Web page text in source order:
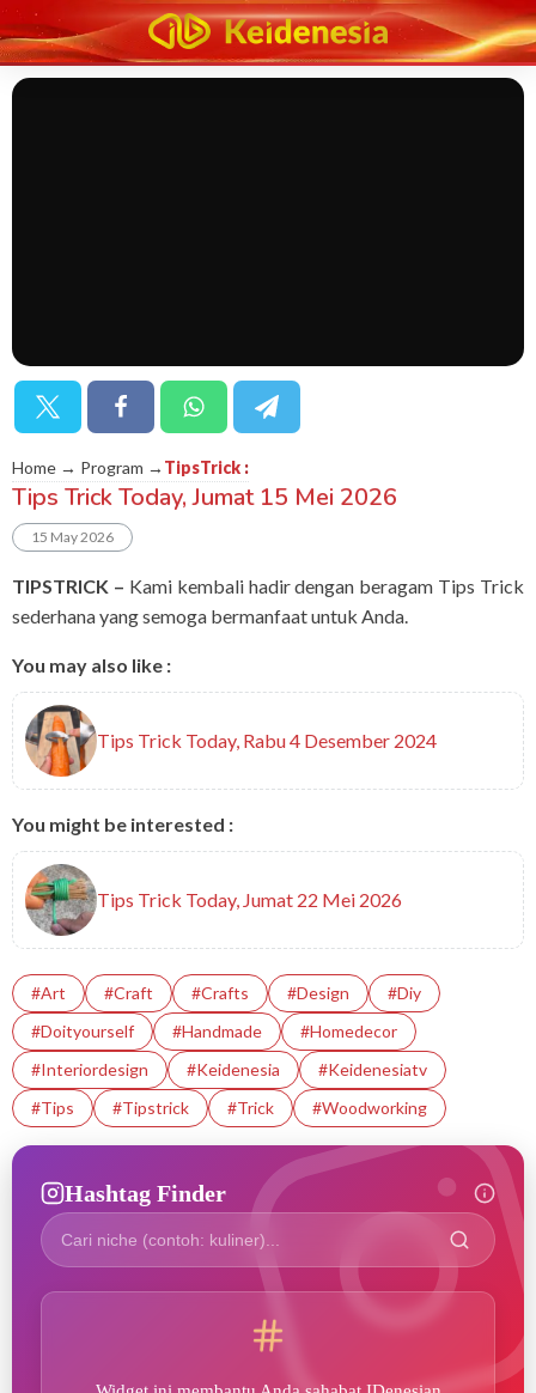
Home → Program → TipsTrick :
Tips Trick Today, Jumat 15 Mei 2026
15 May 2026
TIPSTRICK – Kami kembali hadir dengan beragam Tips Trick
sederhana yang semoga bermanfaat untuk Anda.
You may also like :
Tips Trick Today, Rabu 4 Desember 2024
You might be interested :
Tips Trick Today, Jumat 22 Mei 2026
#art #Craft #crafts #design
#diy
#doityourself
#handmade
#homedecor
#interiordesign
#Keidenesia
#Keidenesiatv
#tips
#tipstrick #trick #woodworking
Hashtag Finder